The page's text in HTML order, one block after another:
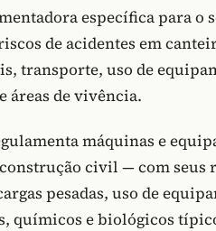
específica para
de acidentes em
transporte, uso de
áreas de vivência.
máquinas e
civil — com seus
pesadas, uso de
químicos e biológicos